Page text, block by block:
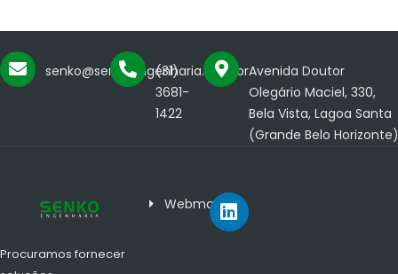
senko@senkoengenharia.com.br
(31)
3681-
1422
Avenida Doutor
Olegário Maciel, 330,
Bela Vista, Lagoa Santa
(Grande Belo
Procuramos fornecer
Webmail